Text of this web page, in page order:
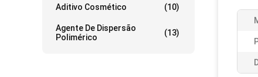
Aditivo Cosmético (10)
Agente De Dispersão
Polimérico
(13)